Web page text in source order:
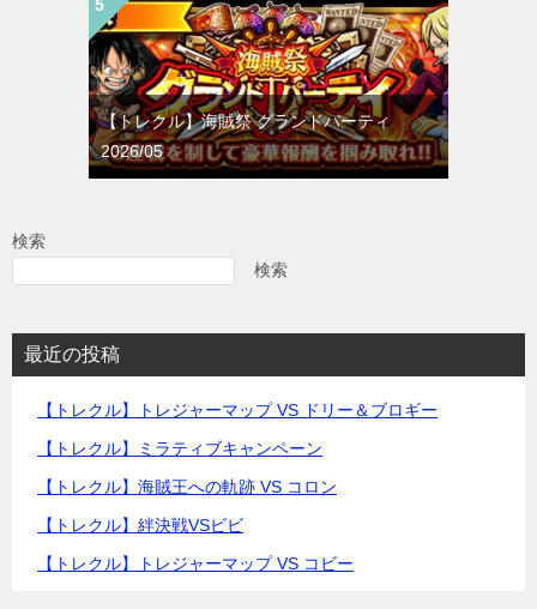
【トレクル】海賊祭 グランドパーティ
2026/05
検索
検索
最近の投稿
【トレクル】トレジャーマップ VS ドリー＆ブロギー
【トレクル】ミラティブキャンペーン
【トレクル】海賊王への軌跡 VS コロン
【トレクル】絆決戦VSビビ
【トレクル】トレジャーマップ VS コビー